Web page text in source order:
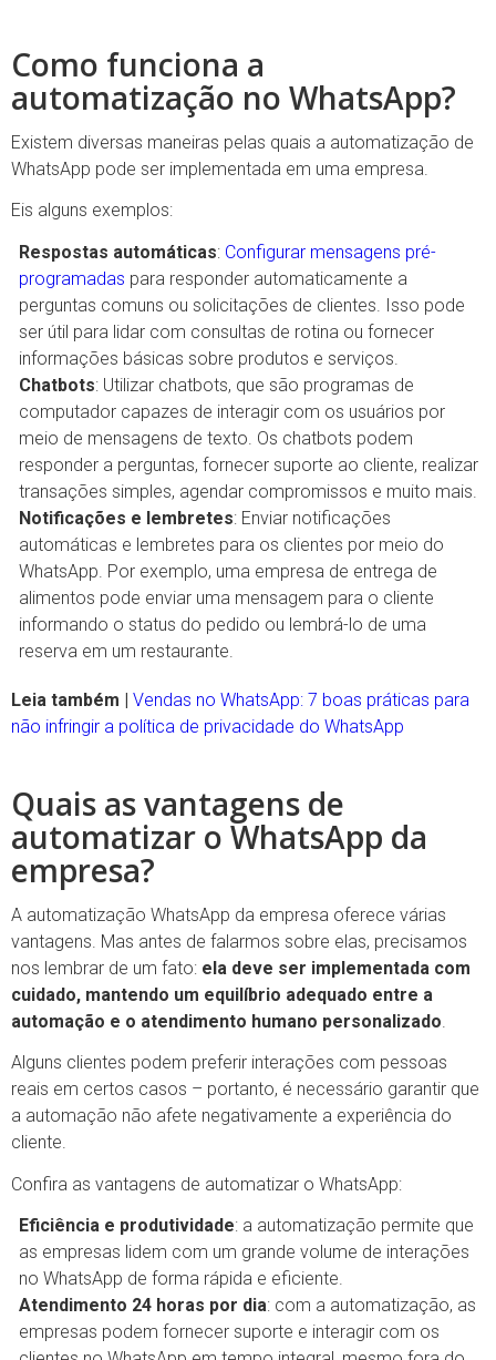
Como funciona a
automatização no WhatsApp?
Existem diversas maneiras pelas quais a automatização de
WhatsApp pode ser implementada em uma empresa.
Eis alguns exemplos:
Respostas automáticas: Configurar mensagens pré-
programadas para responder automaticamente a
perguntas comuns ou solicitações de clientes. Isso pode
ser útil para lidar com consultas de rotina ou fornecer
informações básicas sobre produtos e serviços.
Chatbots: Utilizar chatbots, que são programas de
computador capazes de interagir com os usuários por
meio de mensagens de texto. Os chatbots podem
responder a perguntas, fornecer suporte ao cliente, realizar
transações simples, agendar compromissos e muito mais.
Notificações e lembretes: Enviar notificações
automáticas e lembretes para os clientes por meio do
WhatsApp. Por exemplo, uma empresa de entrega de
alimentos pode enviar uma mensagem para o cliente
informando o status do pedido ou lembrá-lo de uma
reserva em um restaurante.
Leia também | Vendas no WhatsApp: 7 boas práticas para
não infringir a política de privacidade do WhatsApp
Quais as vantagens de
automatizar o WhatsApp da
empresa?
A automatização WhatsApp da empresa oferece várias
vantagens. Mas antes de falarmos sobre elas, precisamos
nos lembrar de um fato: ela deve ser implementada com
cuidado, mantendo um equilíbrio adequado entre a
automação e o atendimento humano personalizado
Alguns clientes podem preferir interações com pessoas
reais em certos casos – portanto, é necessário garantir que
a automação não afete negativamente a experiência do
cliente.
Confira as vantagens de automatizar o WhatsApp:
Eficiência e produtividade: a automatização permite que
as empresas lidem com um grande volume de interações
no WhatsApp de forma rápida e eficiente.
Atendimento 24 horas por dia: com a automatização, as
empresas podem fornecer suporte e interagir com os